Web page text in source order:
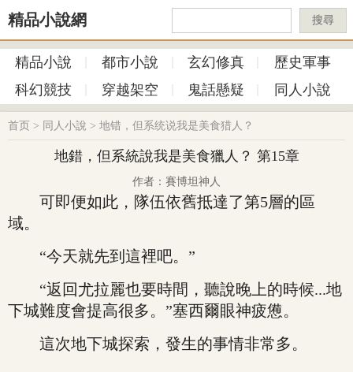
精品小說網 搜尋
精品小說 都市小說 玄幻修真
歷史軍事
科幻競技
穿越架空 鬼話懸疑 同人小說
首页 > 同人小說 > 地错，但系统说我是美食猎人？
地錯，但系統說我是美食獵人？ 第15章
作者：賽博坦神人
可即便如此，隊伍依舊抵達了第5層的區
域。
“今天就先到這裡吧。”
“返回尤拉麗也要時間，聽說晚上的時候...地
下城難度會提高很多。”塞西爾眼神疲憊。
這次地下城探索，發生的事情非常多。